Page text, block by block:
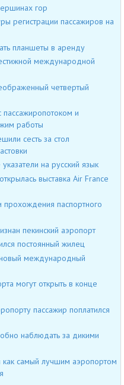
гор
регистрации пассажиров на
планшеты в аренду
международной
четвертый
пассажиропотоком и
работы
сесть за стол
на русский язык
выставка Air France
паспортного
пекинский аэропорт
постоянный жилец
международный
могут открыть в конце
пассажир поплатился
наблюдать за дикими
самый лучшим аэропортом